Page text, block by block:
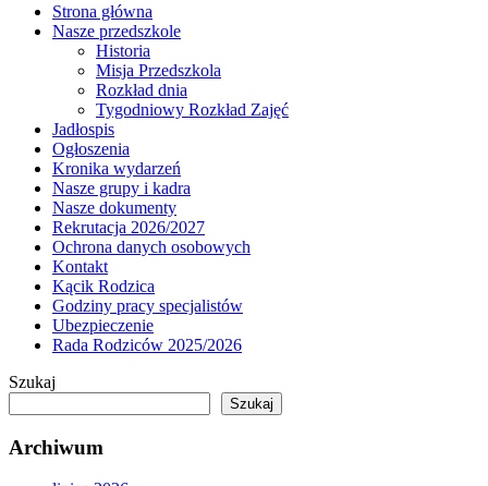
Strona główna
Nasze przedszkole
Historia
Misja Przedszkola
Rozkład dnia
Tygodniowy Rozkład Zajęć
Jadłospis
Ogłoszenia
Kronika wydarzeń
Nasze grupy i kadra
Nasze dokumenty
Rekrutacja 2026/2027
Ochrona danych osobowych
Kontakt
Kącik Rodzica
Godziny pracy specjalistów
Ubezpieczenie
Rada Rodziców 2025/2026
Szukaj
Szukaj
Archiwum